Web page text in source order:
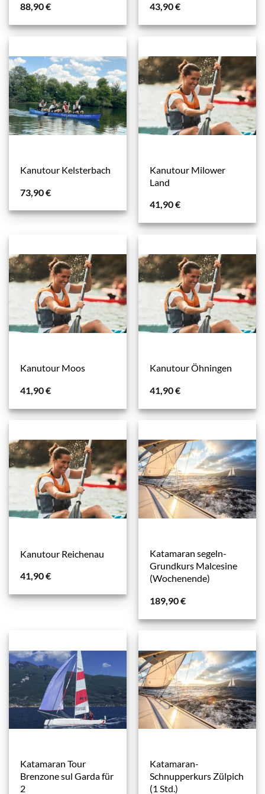
88,90€
43,90€
Kanutour Kelsterbach
73,90€
Kanutour Milower
Land
41,90€
Kanutour Moos
41,90€
Kanutour Öhningen
41,90€
Kanutour Reichenau
41,90€
Katamaran segeln-
Grundkurs Malcesine
(Wochenende)
189,90€
Katamaran Tour
Brenzone sul Garda für
2
Katamaran-
Schnupperkurs Zülpich
(1 Std.)